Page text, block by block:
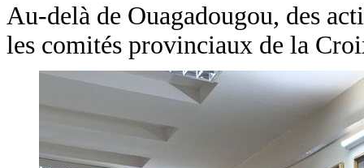
Au-delà de Ouagadougou, des
les comités provinciaux de la